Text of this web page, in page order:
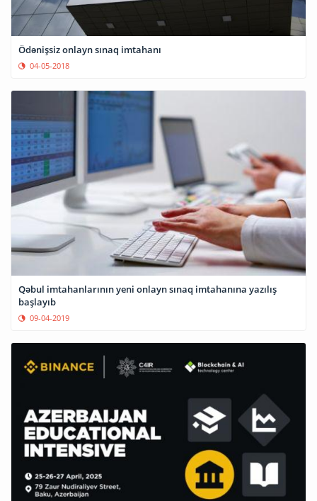
Ödənişsiz onlayn sınaq imtahanı
04-05-2018
Qəbul imtahanlarının yeni onlayn sınaq imtahanına yazılış
başlayıb
09-04-2019